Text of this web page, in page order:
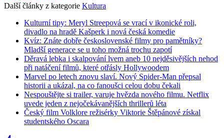
Další články z kategorie Kultura
Kulturní tipy: Meryl Streepová se vrací v ikonické roli,
divadlo na hradě Kašperk i nová česká komedie
Kvíz: Znáte dobře československé filmy pro pamětníky?
Mladší generace se u toho možná trochu zapotí
Děravá lebka i skalpování lvem aneb 10 nejděsivějších nehod
při natáčení filmů, které otřásly Hollywoodem
Marvel po letech znovu slaví. Nový Spider-Man přepsal
historii a ukázal, na co fanoušci celou dobu čekali
Nespouštějte si trailer, varuje hvězda nového filmu. Netflix
uvede jeden z nejočekávanějších thrillerů léta
Český film Volklore režisérky Viktorie Štěpánové získal
studentského Oscara